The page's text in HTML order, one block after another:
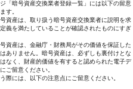
「暗号資産交換業者登録一覧」には以下の留意
す。
資産は、取り扱う暗号資産交換業者に説明を求
義を満たしていることが確認されたものにすぎ
資産は、金融庁・財務局がその価値を保証した
ありません。暗号資産は、必ずしも裏付けとな
なく、財産的価値を有すると認められた電子デ
ご留意ください。
際には、以下の注意点にご留意ください。